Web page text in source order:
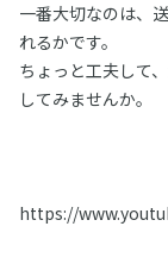
一番大切なのは、
れるかです。
ちょっと工夫して
してみませんか。
https://